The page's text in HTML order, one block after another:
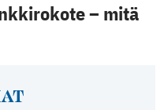
– mitä